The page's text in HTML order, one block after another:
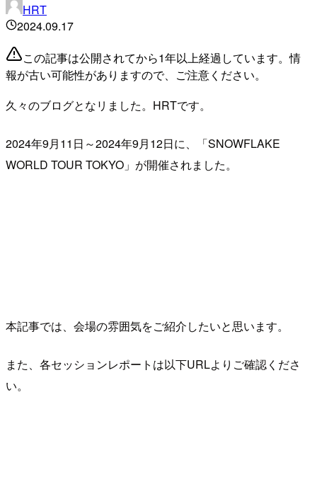
HRT
2024.09.17
この記事は公開されてから1年以上経過しています。情
報が古い可能性がありますので、ご注意ください。
久々のブログとなリました。HRTです。
2024年9月11日～2024年9月12日に、「SNOWFLAKE
WORLD TOUR TOKYO」が開催されました。
本記事では、会場の雰囲気をご紹介したいと思います。
また、各セッションレポートは以下URLよりご確認くださ
い。